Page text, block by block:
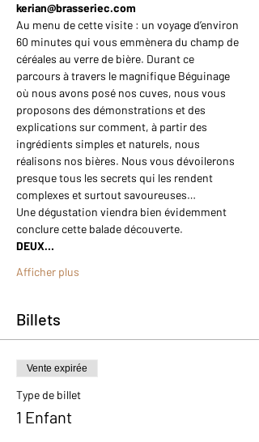
kerian@brasseriec.com
Au menu de cette visite : un voyage d’environ
60 minutes qui vous emmènera du champ de
céréales au verre de bière. Durant ce
parcours à travers le magnifique Béguinage
où nous avons posé nos cuves, nous vous
proposons des démonstrations et des
explications sur comment, à partir des
ingrédients simples et naturels, nous
réalisons nos bières. Nous vous dévoilerons
presque tous les secrets qui les rendent
complexes et surtout savoureuses…
Une dégustation viendra bien évidemment
conclure cette balade découverte.
DEUX…
Afficher plus
Billets
Vente expirée
Type de billet
1 Enfant